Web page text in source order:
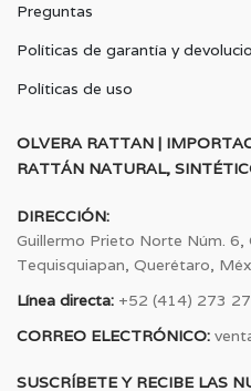
Preguntas
Políticas de garantía y
Políticas de uso
OLVERA RATTAN |
RATTÁN NATURAL,
DIRECCIÓN:
Guillermo Prieto Norte Núm.
Tequisquiapan, Querétaro,
Línea directa: +52 (414) 273
CORREO ELECTRÓNICO:
SUSCRÍBETE Y RECIBE LAS